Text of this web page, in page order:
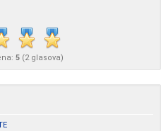
5(2glasova)